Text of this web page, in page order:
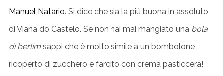
Manuel Natario. Si dice che sia la più buona in assoluto
di Viana do Castelo. Se non hai mai mangiato unabola
di berlimsappi che è molto simile a un bombolone
ricoperto di zucchero e farcito con crema pasticcera!